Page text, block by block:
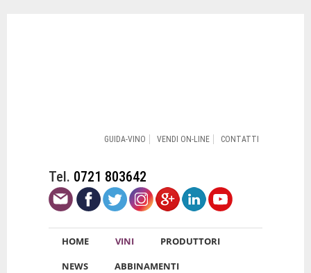
GUIDA-VINO VENDI ON-LINE CONTATTI
Tel. 0721 803642
HOME VINI
PRODUTTORI
NEWS
ABBINAMENTI